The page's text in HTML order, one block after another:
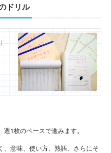
ドリル
1枚のペースで進みます。
、意味、使い方、熟語、さらにそ